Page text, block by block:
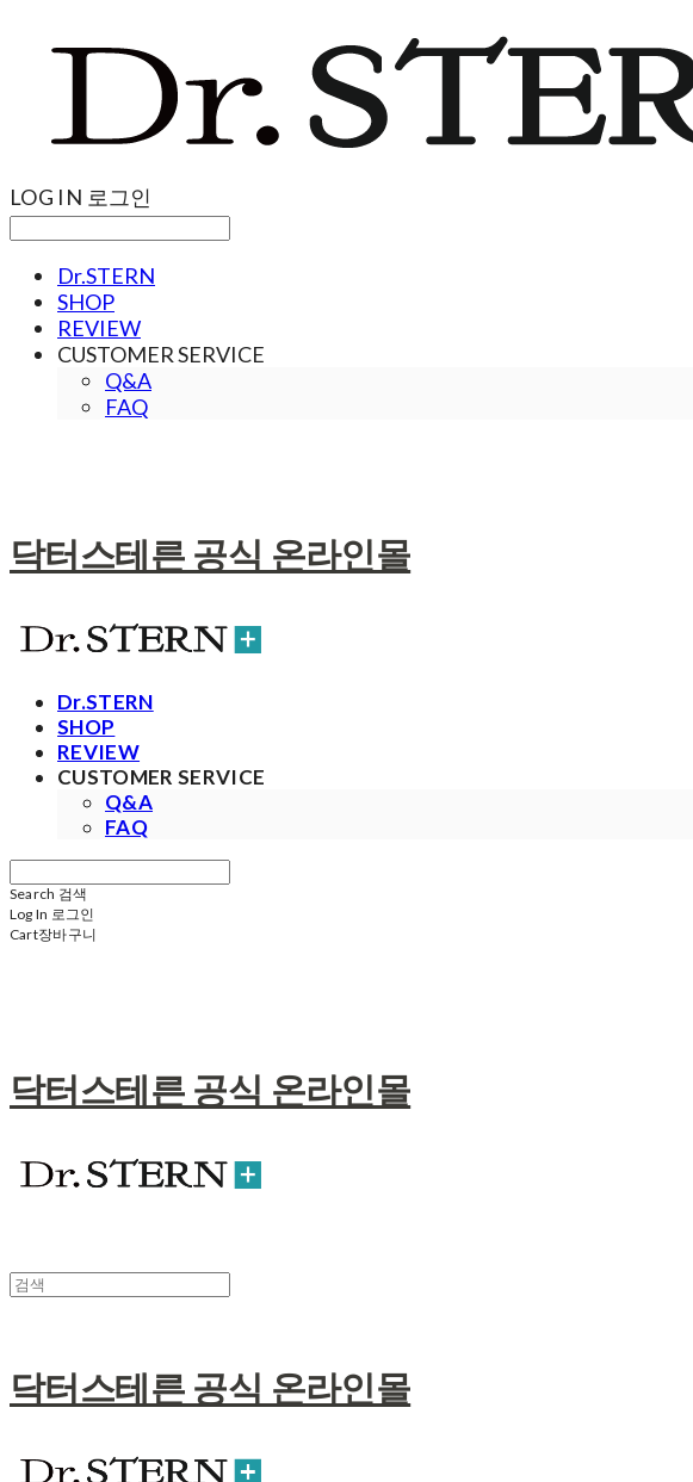
LOG IN 로그인
Dr.STERN
SHOP
REVIEW
CUSTOMER SERVICE
Q&A
FAQ
닥터스테른 공식 온라인몰
Dr.STERN
SHOP
REVIEW
CUSTOMER SERVICE
Q&A
FAQ
Search 검색
Log In 로그인
Cart장바구니
닥터스테른 공식 온라인몰
닥터스테른 공식 온라인몰